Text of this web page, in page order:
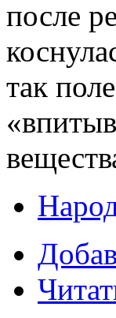
после
так